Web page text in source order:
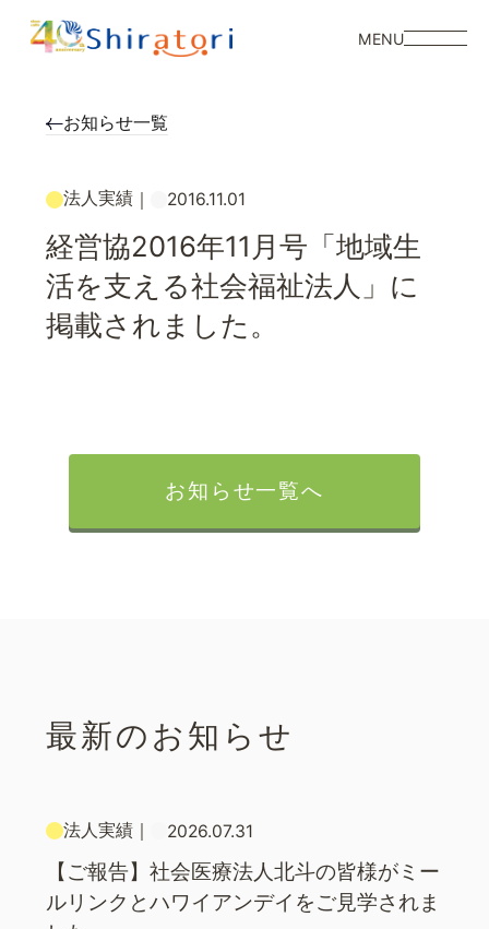
MENU
お知らせ一覧
法人実績｜ 2016.11.01
経営協2016年11月号「地域生
活を支える社会福祉法人」に
掲載されました。
お知らせ一覧へ
最新のお知らせ
法人実績｜ 2026.07.31
【ご報告】社会医療法人北斗の皆様がミー
ルリンクとハワイアンデイをご見学されま